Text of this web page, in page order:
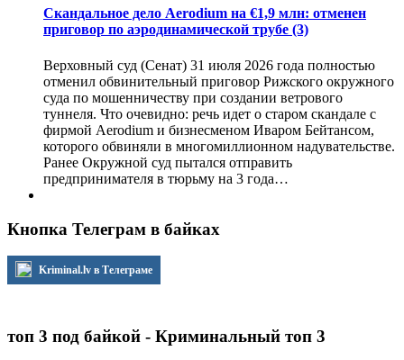
Скандальное дело Aerodium на €1,9 млн: отменен
приговор по аэродинамической трубе (3)
Верховный суд (Сенат) 31 июля 2026 года полностью
отменил обвинительный приговор Рижского окружного
суда по мошенничеству при создании ветрового
туннеля. Что очевидно: речь идет о старом скандале с
фирмой Aerodium и бизнесменом Иваром Бейтансом,
которого обвиняли в многомиллионном надувательстве.
Ранее Окружной суд пытался отправить
предпринимателя в тюрьму на 3 года…
Кнопка Телеграм в байках
Kriminal.lv в Телеграме
топ 3 под байкой - Криминальный топ 3